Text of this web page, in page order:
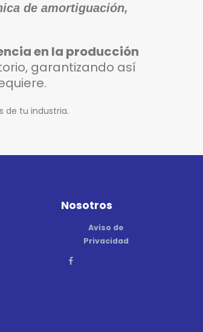
de amortiguación,
en la producción
garantizando así
de tu industria.
Nosotros
Aviso de
Privacidad